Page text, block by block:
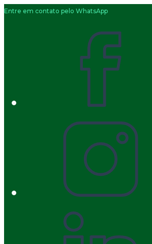
Entre em contato pelo WhatsApp